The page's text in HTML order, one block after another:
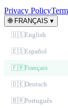
Privacy Policy
🌐 FRANÇAIS ▾
🇺🇸English
🇪🇸Español
🇫🇷Français
🇩🇪Deutsch
🇧🇷Português